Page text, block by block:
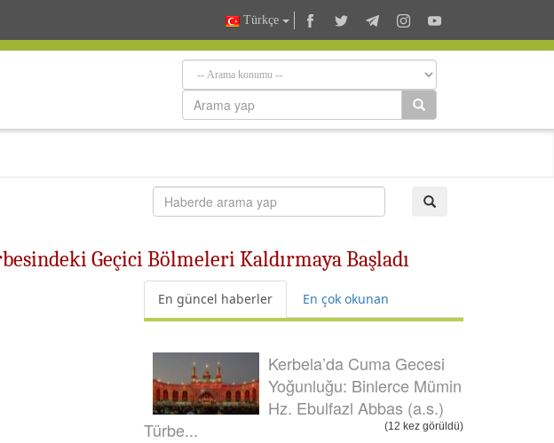
Türkçe
Geçici Bölmeleri Kaldırmaya Başladı
En güncel haberler En çok okunan
Kerbela’da Cuma Gecesi
Yoğunluğu: Binlerce Mümin
Hz. Ebulfazl Abbas (a.s.)
Türbe...
(12 kez görüldü)